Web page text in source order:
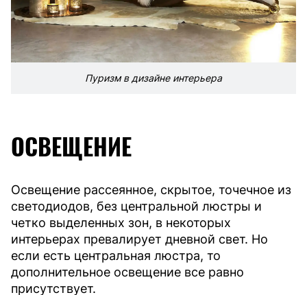
Пуризм в дизайне интерьера
ОСВЕЩЕНИЕ
Освещение рассеянное, скрытое, точечное из
светодиодов, без центральной люстры и
четко выделенных зон, в некоторых
интерьерах превалирует дневной свет. Но
если есть центральная люстра, то
дополнительное освещение все равно
присутствует.